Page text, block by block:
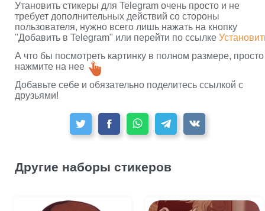
Утановить стикеры для Telegram очень просто и не
требует дополнительных действий со стороны
пользователя, нужно всего лишь нажать на кнопку
"Добавить в Telegram" или перейти по ссылке
А что бы посмотреть картинку в полном размере, просто
нажмите на нее
Добавьте себе и обязательно поделитесь ссылкой с
друзьями!
Другие наборы стикеров